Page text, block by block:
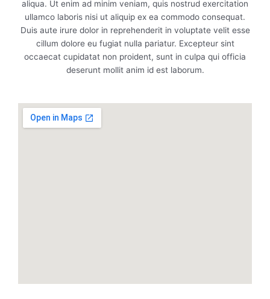
aliqua. Ut enim ad minim veniam, quis nostrud exercitation
ullamco laboris nisi ut aliquip ex ea commodo consequat.
Duis aute irure dolor in reprehenderit in voluptate velit esse
cillum dolore eu fugiat nulla pariatur. Excepteur sint
occaecat cupidatat non proident, sunt in culpa qui officia
deserunt mollit anim id est laborum.